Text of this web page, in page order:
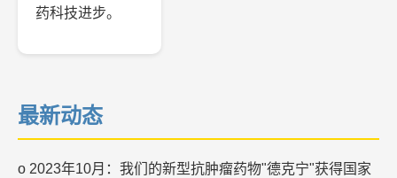
药科技进步。
最新动态
o 2023年10月：我们的新型抗肿瘤药物"德克宁"获得国家